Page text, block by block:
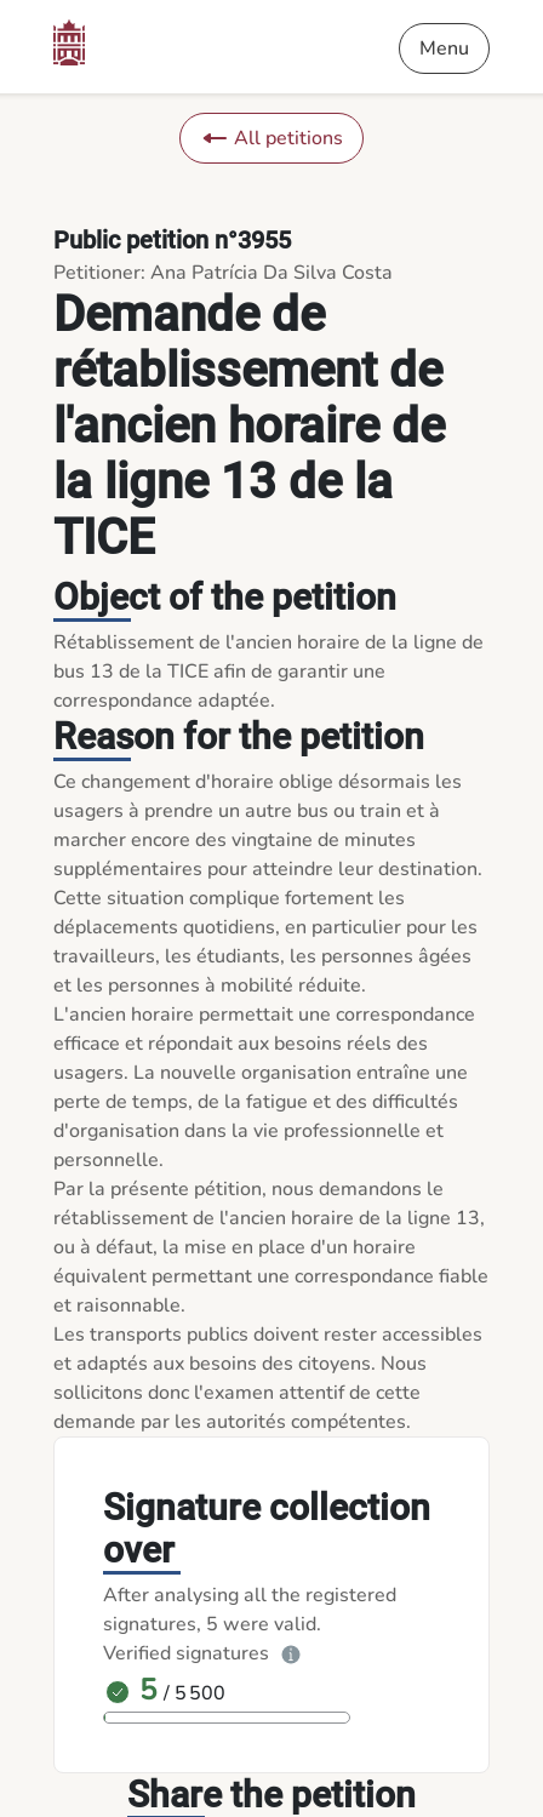
Demande de rétablissement de l'ancien horaire de la ligne
Menu
All petitions
Demande de
rétablissement de
l'ancien horaire de
la ligne 13 de la
TICE
Public petition n°3955
Petitioner: Ana Patrícia Da Silva Costa
Object of the petition
Rétablissement de l'ancien horaire de la ligne de
bus 13 de la TICE afin de garantir une
correspondance adaptée.
Reason for the petition
Ce changement d'horaire oblige désormais les
usagers à prendre un autre bus ou train et à
marcher encore des vingtaine de minutes
supplémentaires pour atteindre leur destination.
Cette situation complique fortement les
déplacements quotidiens, en particulier pour les
travailleurs, les étudiants, les personnes âgées
et les personnes à mobilité réduite.
L'ancien horaire permettait une correspondance
efficace et répondait aux besoins réels des
usagers. La nouvelle organisation entraîne une
perte de temps, de la fatigue et des difficultés
d'organisation dans la vie professionnelle et
personnelle.
Par la présente pétition, nous demandons le
rétablissement de l'ancien horaire de la ligne 13,
ou à défaut, la mise en place d'un horaire
équivalent permettant une correspondance fiable
et raisonnable.
Les transports publics doivent rester accessibles
et adaptés aux besoins des citoyens. Nous
sollicitons donc l'examen attentif de cette
demande par les autorités compétentes.
Signature collection
over
After analysing all the registered
signatures, 5 were valid.
Verified signatures
5 / 5 500
Share the petition